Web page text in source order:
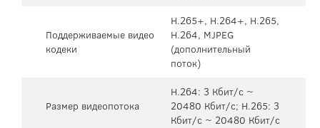
Поддерживаемые видео
кодеки
H.265+, H.264+, H.265,
H.264, MJPEG
(дополнительный
поток)
Размер видеопотока
H.264: 3 Кбит/с ~
20480 Кбит/с; H.265: 3
Кбит/с ~ 20480 Кбит/с